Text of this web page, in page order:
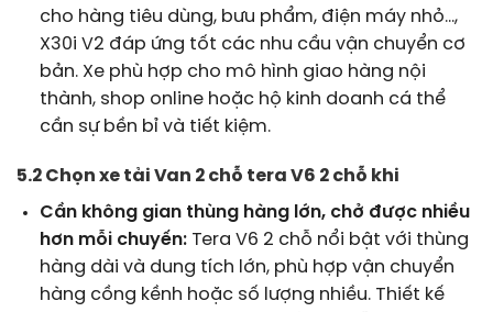
cho hàng tiêu dùng, bưu phẩm, điện máy nhỏ…,
X30i V2 đáp ứng tốt các nhu cầu vận chuyển cơ
bản. Xe phù hợp cho mô hình giao hàng nội
thành, shop online hoặc hộ kinh doanh cá thể
cần sự bền bỉ và tiết kiệm.
5.2 Chọn xe tải Van 2 chỗ tera V6 2 chỗ khi
Cần không gian thùng hàng lớn, chở được nhiều
hơn mỗi chuyến:Tera V6 2 chỗ nổi bật với thùng
hàng dài và dung tích lớn, phù hợp vận chuyển
hàng cồng kềnh hoặc số lượng nhiều. Thiết kế